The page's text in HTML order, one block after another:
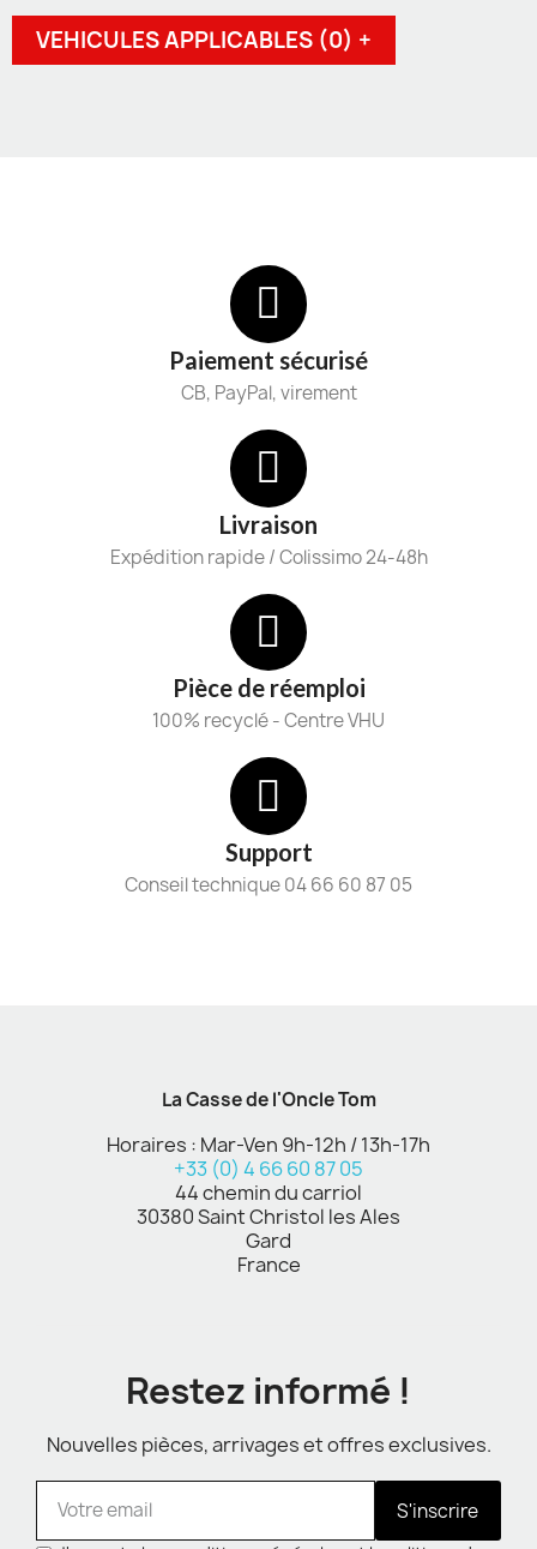
VEHICULES APPLICABLES (0) +
Paiement sécurisé
CB, PayPal, virement
Livraison
Expédition rapide / Colissimo 24-48h
Pièce de réemploi
100% recyclé - Centre VHU
Support
Conseil technique 04 66 60 87 05
La Casse de l'Oncle Tom
Horaires : Mar-Ven 9h-12h / 13h-17h
+33 (0) 4 66 60 87 05
44 chemin du carriol
30380 Saint Christol les Ales
Gard
France
Restez informé !
Nouvelles pièces, arrivages et offres exclusives.
S'inscrire